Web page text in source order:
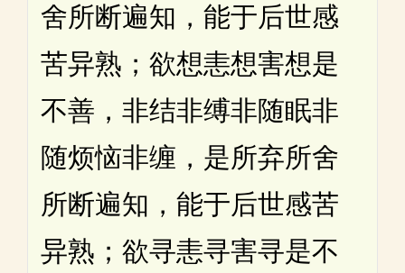
舍所断遍知，能于后世感
苦异熟；欲想恚想害想是
不善，非结非缚非随眠非
随烦恼非缠，是所弃所舍
所断遍知，能于后世感苦
异熟；欲寻恚寻害寻是不